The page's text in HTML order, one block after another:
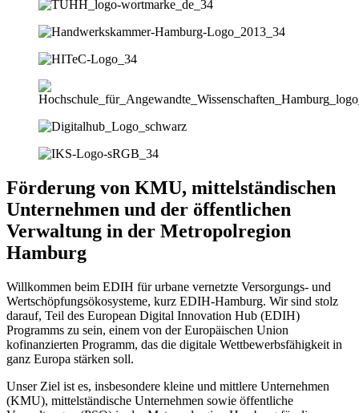
Förderung von KMU, mittelständischen
Unternehmen und der öffentlichen
Verwaltung in der Metropolregion
Hamburg
Willkommen beim EDIH für urbane vernetzte Versorgungs- und
Wertschöpfungsökosysteme, kurz EDIH-Hamburg. Wir sind stolz
darauf, Teil des European Digital Innovation Hub (EDIH)
Programms zu sein, einem von der Europäischen Union
kofinanzierten Programm, das die digitale Wettbewerbsfähigkeit in
ganz Europa stärken soll.
Unser Ziel ist es, insbesondere kleine und mittlere Unternehmen
(KMU), mittelständische Unternehmen sowie öffentliche